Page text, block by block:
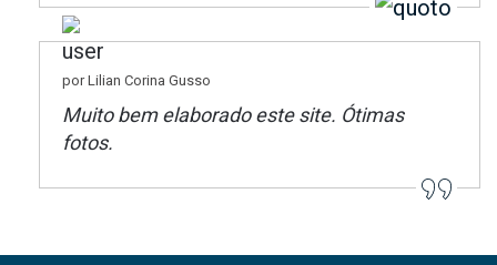
por Lilian Corina Gusso
Muito bem elaborado este site. Ótimas
fotos.